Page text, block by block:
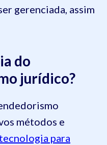
gerenciada, assim
do
jurídico?
métodos e
para